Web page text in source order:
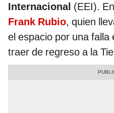
Internacional (EEI).
Frank Rubio, quien
el espacio por una
traer de regreso a la